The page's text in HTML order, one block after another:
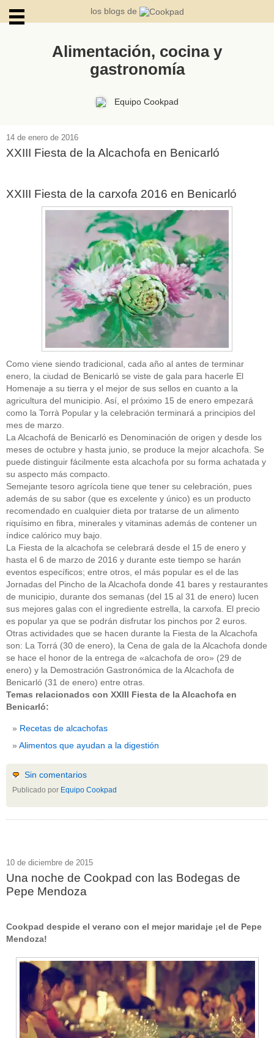
los blogs de
Alimentación, cocina y
gastronomía
Equipo Cookpad
14 de enero de 2016
XXIII Fiesta de la Alcachofa en Benicarló
XXIII Fiesta de la carxofa 2016 en Benicarló
Como viene siendo tradicional, cada año al antes de terminar
enero, la ciudad de Benicarló se viste de gala para hacerle El
Homenaje a su tierra y el mejor de sus sellos en cuanto a la
agricultura del municipio. Así, el próximo 15 de enero empezará
como la Torrà Popular y la celebración terminará a principios del
mes de marzo.
La Alcachofá de Benicarló es Denominación de origen y desde los
meses de octubre y hasta junio, se produce la mejor alcachofa. Se
puede distinguir fácilmente esta alcachofa por su forma achatada y
su aspecto más compacto.
Semejante tesoro agrícola tiene que tener su celebración, pues
además de su sabor (que es excelente y único) es un producto
recomendado en cualquier dieta por tratarse de un alimento
riquísimo en fibra, minerales y vitaminas además de contener un
índice calórico muy bajo.
La Fiesta de la alcachofa se celebrará desde el 15 de enero y
hasta el 6 de marzo de 2016 y durante este tiempo se harán
eventos específicos; entre otros, el más popular es el de las
Jornadas del Pincho de la Alcachofa donde 41 bares y restaurantes
de municipio, durante dos semanas (del 15 al 31 de enero) lucen
sus mejores galas con el ingrediente estrella, la carxofa. El precio
es popular ya que se podrán disfrutar los pinchos por 2 euros.
Otras actividades que se hacen durante la Fiesta de la Alcachofa
son: La Torrá (30 de enero), la Cena de gala de la Alcachofa donde
se hace el honor de la entrega de «alcachofa de oro» (29 de
enero) y la Demostración Gastronómica de la Alcachofa de
Benicarló (31 de enero) entre otras.
Temas relacionados con XXIII Fiesta de la Alcachofa en
Benicarló:
Recetas de alcachofas
Alimentos que ayudan a la digestión
Sin comentarios
Publicado por Equipo Cookpad
10 de diciembre de 2015
Una noche de Cookpad con las Bodegas de
Pepe Mendoza
Cookpad despide el verano con el mejor maridaje ¡el de Pepe
Mendoza!